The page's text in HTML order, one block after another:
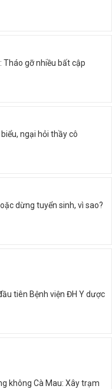
Tháo gỡ nhiều bất cập
ngại hỏi thầy cô
dừng tuyển sinh, vì sao?
tiên Bệnh viện ĐH Y dược
không Cà Mau: Xây trạm